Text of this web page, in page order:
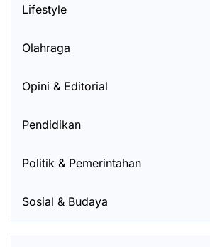
Lifestyle
Olahraga
Opini & Editorial
Pendidikan
Politik & Pemerintahan
Sosial & Budaya